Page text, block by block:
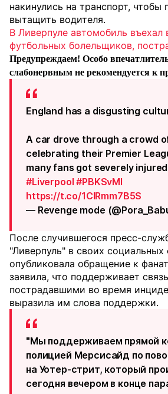
накинулись на транспорт, чтобы
вытащить водителя.
В Ливерпуле автомобиль въехал
футбольных болельщиков,
Предупреждаем! Особо
слабонервным не рекомендуется к
England has a disgusting
A car drove through a crowd
celebrating their Premier
many fans got severely
#Liverpool #PBKSvMI
https://t.co/1ClRmm7B5S
— Revenge mode
После случившегося пресс-
"Ливерпуль" в своих социальных
опубликовала обращение к
заявила, что поддерживает
пострадавшими во время
выразила им слова поддержки.
"Мы поддерживаем прямой
полицией Мерсисайд по
на Уотер-стрит, который
сегодня вечером в конце